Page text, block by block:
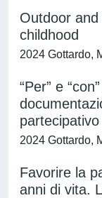
Outdoor
childhood
2024 Gottardo,
“Per” e
partecipativo
2024 Gottardo,
Favorire la
anni di vita.